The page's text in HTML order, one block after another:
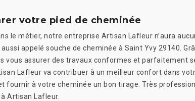
votre pied de cheminée
le métier, notre entreprise Artisan Lafleur n’aura
appelé souche de cheminée à Saint Yvy 29140.
vous assurer des travaux conformes et parfaitement
Lafleur va contribuer à un meilleur confort dans
fournir à votre cheminée un bon tirage. Très
Artisan Lafleur.